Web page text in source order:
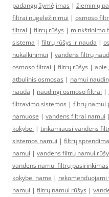
padangų žymėjimas | žieminių
filtrai nugeležinimui | osmoso
filtrai | filtrų rūšys | minkštinimo
sistema | filtrų rūšys ir nauda |
nukalkinimui | vandens filtrų
osmoso filtrai | filtrų rūšys | apie
atbulinis osmosas | namui
nauda | naudingi osmoso filtrai |
filtravimo sistemos | filtrų namui
namuose | vandens filtrai namui |
kokybei | tinkamiausi vandens
sistemos namui | filtrų
namui | vandens filtrų namui
vandens namui filtrų pasirinkimas
kokybei name |
namui | filtrų namui rūšys |